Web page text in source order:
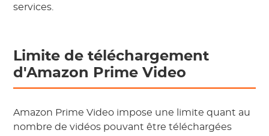
services.
Limite de téléchargement
d'Amazon Prime Video
Amazon Prime Video impose une limite quant au
nombre de vidéos pouvant être téléchargées